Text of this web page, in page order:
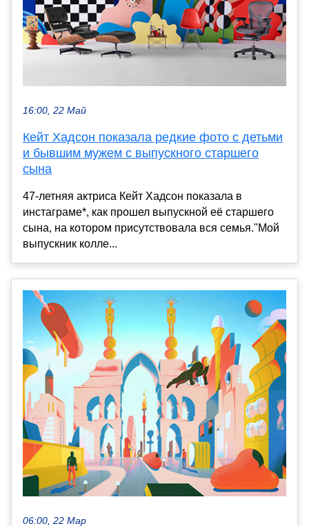
16:00, 22 Май
Кейт Хадсон показала редкие фото с детьми
и бывшим мужем с выпускного старшего
сына
47-летняя актриса Кейт Хадсон показала в
инстаграме*, как прошел выпускной её старшего
сына, на котором присутствовала вся семья."Мой
выпускник колле...
06:00, 22 Мар